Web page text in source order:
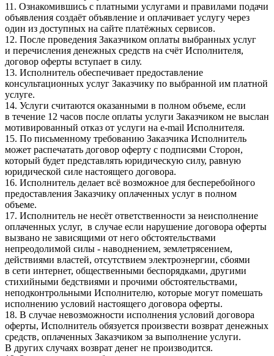
11. Ознакомившись с платными услугами и правилами подачи
объявления создаёт объявление и оплачивает услугу через
один из доступных на сайте платёжных сервисов.
12. После проведения Заказчиком оплаты выбранных услуг
и перечисления денежных средств на счёт Исполнителя,
договор оферты вступает в силу.
13. Исполнитель обеспечивает предоставление
консультационных услуг Заказчику по выбранной им платной
услуге.
14. Услуги считаются оказанными в полном объеме, если
в течение 12 часов после оплаты услуги Заказчиком не выслан
мотивированный отказ от услуги на e-mail Исполнителя.
15. По письменному требованию Заказчика Исполнитель
может распечатать договор оферту с подписями Сторон,
который будет представлять юридическую силу, равную
юридической силе настоящего договора.
16. Исполнитель делает всё возможное для бесперебойного
предоставления Заказчику оплаченных услуг в полном
объеме.
17. Исполнитель не несёт ответственности за неисполнение
оплаченных услуг, в случае если нарушение договора оферты
вызвано не зависящими от него обстоятельствами
непреодолимой силы - наводнением, землетрясением,
действиями властей, отсутствием электроэнергии, сбоями
в сети интернет, общественными беспорядками, другими
стихийными бедствиями и прочими обстоятельствами,
неподконтрольными Исполнителю, которые могут помешать
исполнению условий настоящего договора оферты.
18. В случае невозможности исполнения условий договора
оферты, Исполнитель обязуется произвести возврат денежных
средств, оплаченных Заказчиком за выполнение услуги.
В других случаях возврат денег не производится.